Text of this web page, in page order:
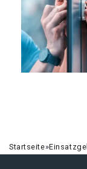
Startseite»